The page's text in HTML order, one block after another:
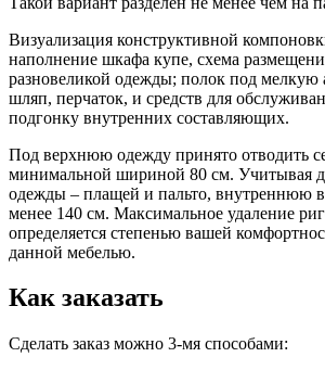
Визуализация конструктивной
наполнение шкафа купе, схема
разновеликой одежды; полок под мелкую
шляп, перчаток, и средств для
подгонку внутренних составляющих.
Под верхнюю одежду принято отводить
минимальной шириной 80 см. Учитывая
одежды – плащей и пальто, внутреннюю
менее 140 см. Максимальное удаление
определяется степенью вашей
данной мебелью.
Как заказать
Сделать заказ можно 3-мя способами: